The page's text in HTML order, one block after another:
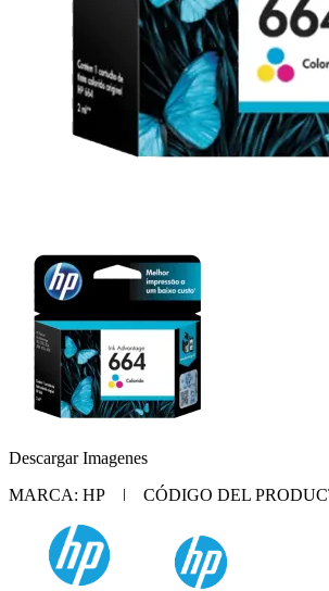
Descargar Imagenes
MARCA: HP | CÓDIGO DEL